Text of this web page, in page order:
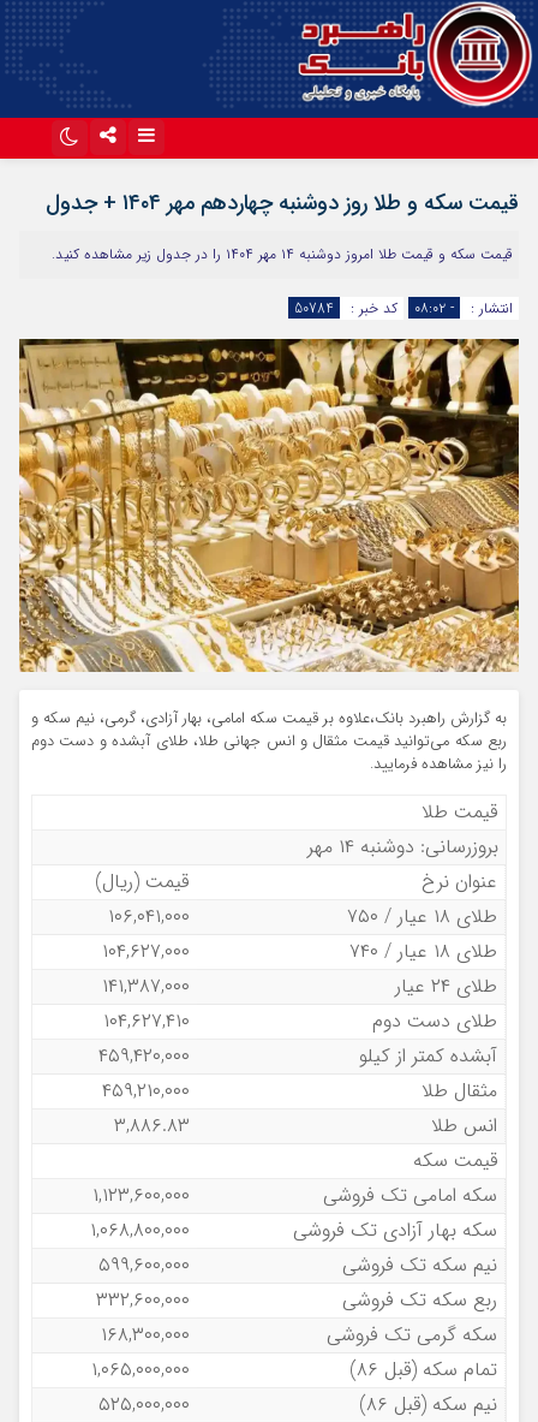
قیمت سکه و طلا روز دوشنبه چهاردهم مهر ۱۴۰۴ + جدول
قیمت سکه و قیمت طلا امروز دوشنبه ۱۴ مهر ۱۴۰۴ را در جدول زیر مشاهده کنید.
انتشار : - ۰۸:۰۲ کد خبر : 50784
به گزارش راهبرد بانک،علاوه بر قیمت سکه امامی، بهار آزادی، گرمی، نیم سکه و
ربع سکه می‌توانید قیمت مثقال و انس جهانی طلا، طلای آبشده و دست دوم
را نیز مشاهده فرمایید.
قیمت طلا
بروزرسانی: دوشنبه ۱۴ مهر
عنوان نرخ
قیمت (ریال)
طلای ۱۸ عیار / ۷۵۰
۱۰۶,۰۴۱,۰۰۰
طلای ۱۸ عیار / ۷۴۰
۱۰۴,۶۲۷,۰۰۰
طلای ۲۴ عیار
۱۴۱,۳۸۷,۰۰۰
طلای دست دوم
۱۰۴,۶۲۷,۴۱۰
آبشده کمتر از کیلو
۴۵۹,۴۲۰,۰۰۰
مثقال طلا
۴۵۹,۲۱۰,۰۰۰
انس طلا
۳,۸۸۶.۸۳
قیمت سکه
سکه امامی تک فروشی
۱,۱۲۳,۶۰۰,۰۰۰
سکه بهار آزادی تک فروشی
۱,۰۶۸,۸۰۰,۰۰۰
نیم سکه تک فروشی
۵۹۹,۶۰۰,۰۰۰
ربع سکه تک فروشی
۳۳۲,۶۰۰,۰۰۰
سکه گرمی تک فروشی
۱۶۸,۳۰۰,۰۰۰
تمام سکه (قبل ۸۶)
۱,۰۶۵,۰۰۰,۰۰۰
نیم سکه (قبل ۸۶)
۵۲۵,۰۰۰,۰۰۰